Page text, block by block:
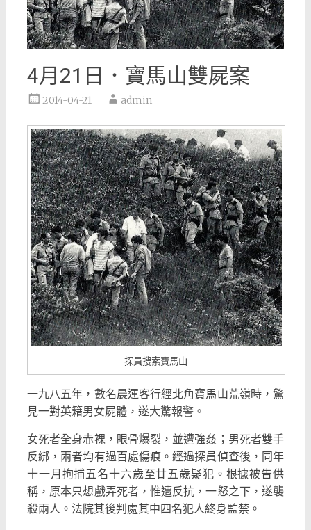
4月21日．寶馬山雙屍案
2014-04-21 admin
探員搜索寶馬山
一九八五年，數名晨運客行經北角寶馬山荒嶺時，驚
見一對英籍男女屍體，遂大驚報警。
女死者全身赤裸，眼骨爆裂，並遭強姦；男死者雙手
反綁，兩者均有過百處傷痕。經過探員偵查後，同年
十一月拘捕五名十六歲至廿五歲疑犯。根據被告供
稱，原本只想戲弄死者，惟遭反抗，一怒之下，遂襲
殺兩人。法院其後判處其中四名犯人終身監禁。